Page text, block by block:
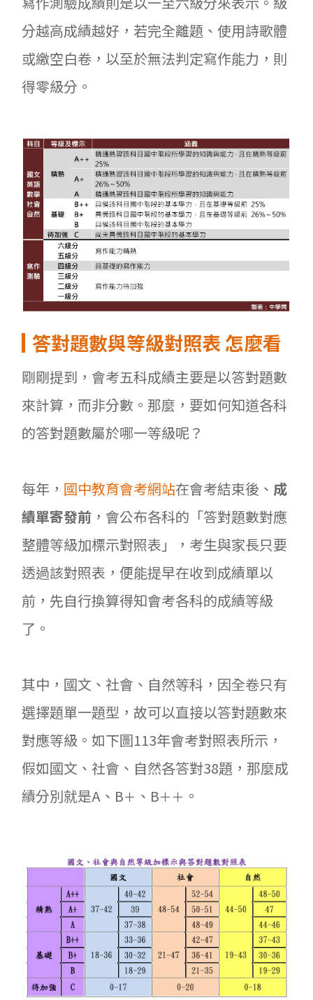
分越高成績越好，若完全離題、使用詩歌體
或繳空白卷，以至於無法判定寫作能力，則
得零級分。
答對題數與等級對照表怎麼看
剛剛提到，會考五科成績主要是以答對題數
來計算，而非分數。那麼，要如何知道各科
的答對題數屬於哪一等級呢？
每年， 國中教育會考網站在會考結束後、 成
績單寄發前 ，會公布各科的「答對題數對應
整體等級加標示對照表」，考生與家長只要
透過該對照表，便能提早在收到成績單以
前，先自行換算得知會考各科的成績等級
了。
其中，國文、社會、自然等科，因全卷只有
選擇題單一題型，故可以直接以答對題數來
對應等級。如下圖113年會考對照表所示，
假如國文、社會、自然各答對38題，那麼成
績分別就是A、B＋ 、B＋＋ 。